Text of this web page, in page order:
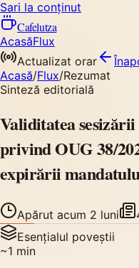
Sari la conținut
Cafelutza
AcasăFlux
Actualizat orar
Acasă/Flux/Rezumat
Sinteză editorială
Validitatea
privind OUG 38/
expirării
Apărut acum 2 luni
Esențialul poveștii
~1 min